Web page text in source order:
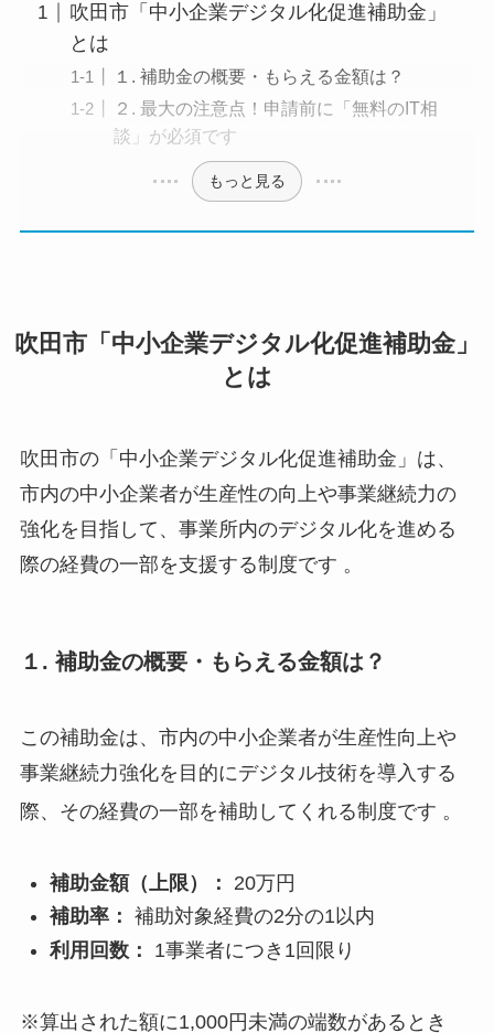
吹田市「中小企業デジタル化促進補助金」
とは
１. 補助金の概要・もらえる金額は？
２. 最大の注意点！申請前に「無料のIT相
談」が必須です
もっと見る
吹田市「中小企業デジタル化促進補助金」
とは
吹田市の「中小企業デジタル化促進補助金」は、
市内の中小企業者が生産性の向上や事業継続力の
強化を目指して、事業所内のデジタル化を進める
際の経費の一部を支援する制度です 。
１. 補助金の概要・もらえる金額は？
この補助金は、市内の中小企業者が生産性向上や
事業継続力強化を目的にデジタル技術を導入する
際、その経費の一部を補助してくれる制度です 。
補助金額（上限）：
20万円
補助率： 補助対象経費の2分の1以内
利用回数：
1事業者につき1回限り
※算出された額に1,000円未満の端数があるとき